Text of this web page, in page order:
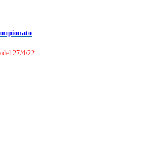
del 27/4/22